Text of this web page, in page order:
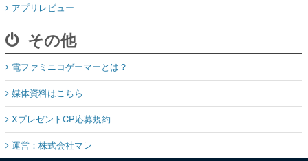
アプリレビュー
その他
電ファミニコゲーマーとは？
媒体資料はこちら
XプレゼントCP応募規約
運営：株式会社マレ